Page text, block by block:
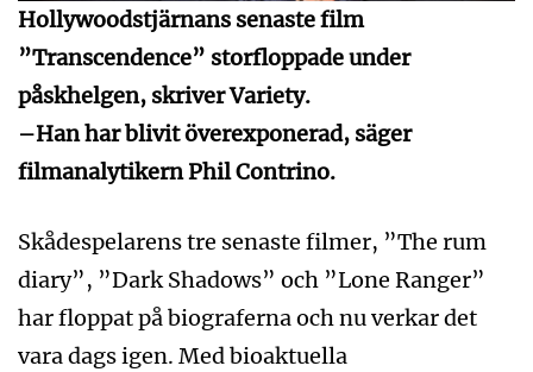
Hollywoodstjärnans senaste film
”Transcendence” storfloppade under
påskhelgen, skriver Variety.
–Han har blivit överexponerad, säger
filmanalytikern Phil Contrino.
Skådespelarens tre senaste filmer, ”The rum
diary”, ”Dark Shadows” och ”Lone Ranger”
har floppat på biograferna och nu verkar det
vara dags igen. Med bioaktuella